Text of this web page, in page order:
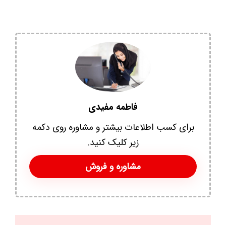
فاطمه مفیدی
برای کسب اطلاعات بیشتر و مشاوره روی دکمه
زیر کلیک کنید.
مشاوره و فروش